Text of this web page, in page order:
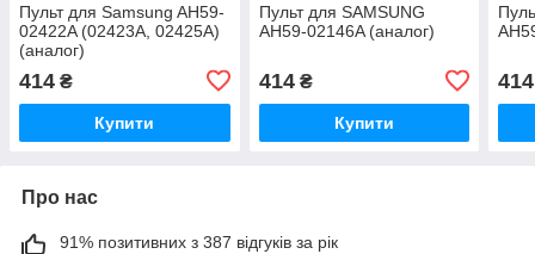
Пульт для Samsung AH59-
02422A (02423A, 02425A)
(аналог)
414 ₴
Купити
Пульт для SAMSUNG
AH59-02146A (аналог)
414₴
Купити
414
Про нас
91% позитивних з 387 відгуків за рік